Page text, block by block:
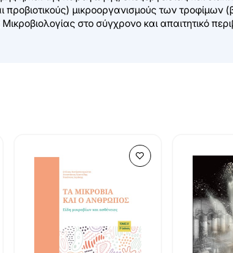
μικροοργανισμούς των τροφίμων
στο σύγχρονο και απαιτητικό